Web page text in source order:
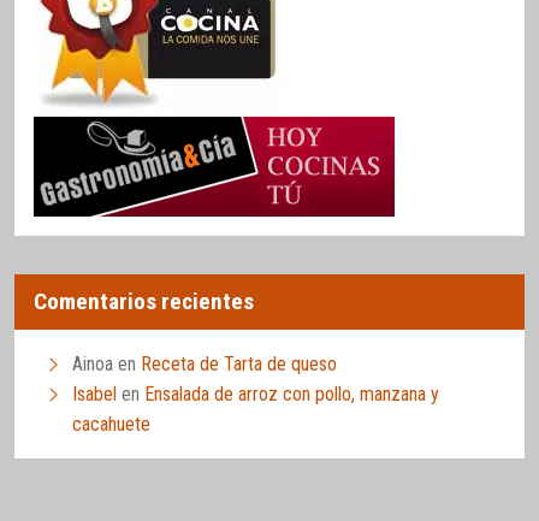
Comentarios recientes
Ainoa en Receta de Tarta de queso
Isabel en Ensalada de arroz con pollo, manzana y
cacahuete